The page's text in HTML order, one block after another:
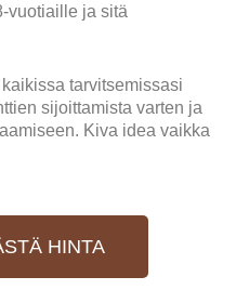
vuotiaille ja sitä
tarvitsemissasi
sijoittamista varten ja
Kiva idea vaikka
HINTA